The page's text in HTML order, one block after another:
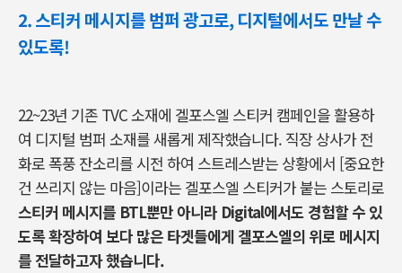
2. 스티커 메시지를 범퍼 광고로, 디지털에서도 만날 수
있도록!
22~23년 기존 TVC 소재에 겔포스엘 스티커 캠페인을 활용하
여 디지털 범퍼 소재를 새롭게 제작했습니다. 직장 상사가 전
화로 폭풍 잔소리를 시전 하여 스트레스받는 상황에서 [중요한
건 쓰리지 않는 마음]이라는 겔포스엘 스티커가 붙는 스토리로
스티커 메시지를 BTL뿐만 아니라 Digital에서도 경험할 수 있
도록 확장하여 보다 많은 타겟들에게 겔포스엘의 위로 메시지
를 전달하고자 했습니다.